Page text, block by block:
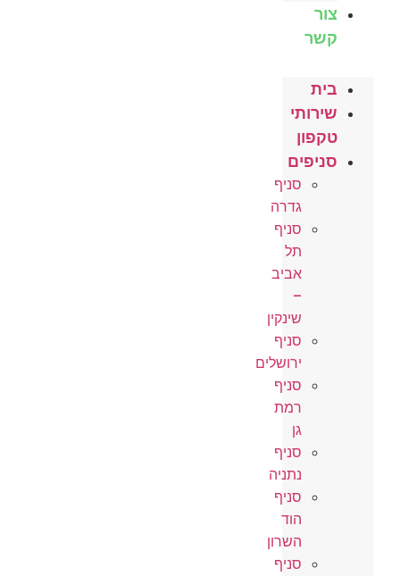
צור
קשר
בית
שירותי
טקפון
סניפים
סניף
גדרה
סניף
תל
אביב
–
שינקין
סניף
ירושלים
סניף
רמת
גן
סניף
נתניה
סניף
הוד
השרון
סניף